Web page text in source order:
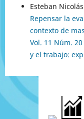
Esteban
Repensar la
contexto de
Vol. 11 Núm.
y el trabajo: